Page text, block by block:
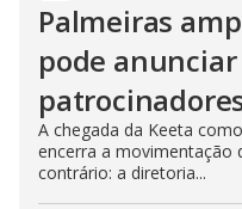
Palmeiras
pode
A chegada da Keeta
encerra a movimentação
contrário: a diretoria...